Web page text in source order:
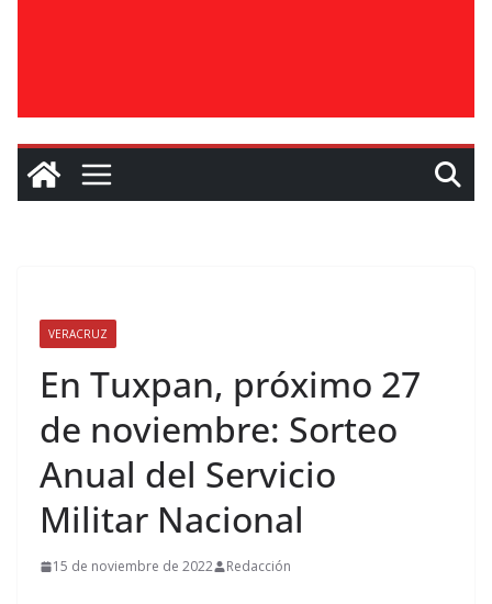
VERACRUZ
En Tuxpan, próximo 27
de noviembre: Sorteo
Anual del Servicio
Militar Nacional
15 de noviembre de 2022 Redacción